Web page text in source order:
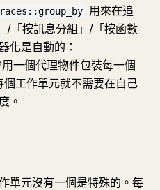
用來在追
/「按訊息分組」/「按函數
化是自動的：
一個代理物件包裝每一個
個工作單元就不需要在自己
。
單元沒有一個是特殊的。每